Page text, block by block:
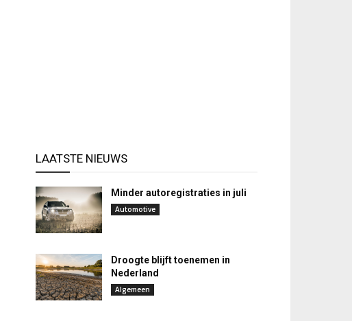
LAATSTE NIEUWS
Minder autoregistraties in juli
Automotive
Droogte blijft toenemen in
Nederland
Algemeen